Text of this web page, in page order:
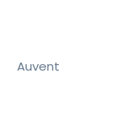
Auvent